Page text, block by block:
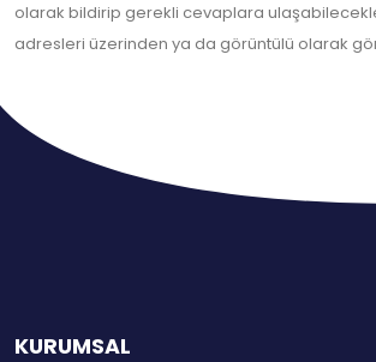
olarak bildirip gerekli cevaplara
adresleri üzerinden ya da görüntülü olarak
KURUMSAL